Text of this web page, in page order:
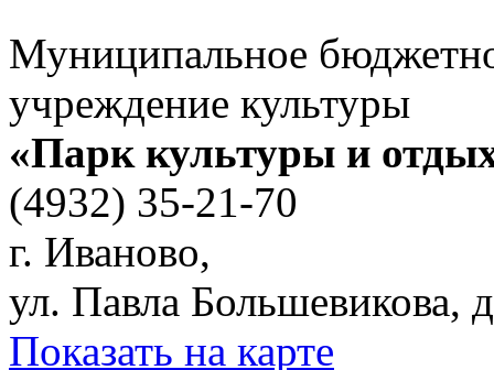
Муниципальное
учреждение культуры
«Парк культуры и
(4932) 35-21-70
г. Иваново,
ул. Павла Большевикова,
Показать на карте